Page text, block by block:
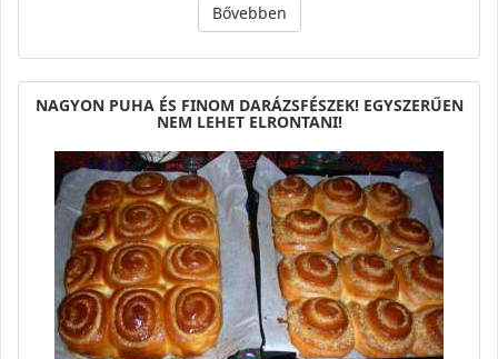
Bővebben
NAGYON PUHA ÉS FINOM DARÁZSFÉSZEK! EGYSZERŰEN
NEM LEHET ELRONTANI!